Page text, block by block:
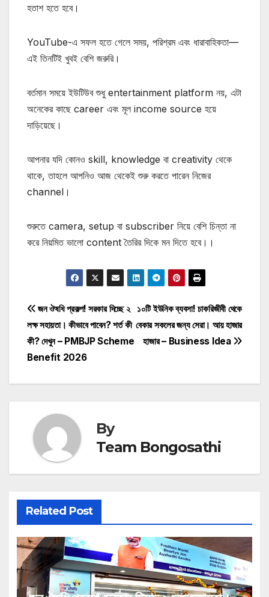
হতাশ হতে হবে।
YouTube-এ সফল হতে গেলে সময়, পরিশ্রম এবং ধারাবাহিকতা—
এই তিনটিই খুবই বেশি জরুরি।
বর্তমান সময়ে ইউটিউব শুধু entertainment platform নয়, এটা
অনেকের কাছে career এবং মূল income source হয়ে
দাড়িয়েছে।
আপনার যদি কোনও skill, knowledge বা creativity থেকে
থাকে, তাহলে আপনিও আজ থেকেই শুরু করতে পারেন নিজের
channel।
শুরুতে camera, setup বা subscriber নিয়ে বেশি চিন্তা না
করে নিয়মিত ভালো content তৈরির দিকে মন দিতে হবে।।
Post
navigation
১০টি ইউনিক ব্যবসা! চাকরিজীবী থেকে
বেকার সকলের জন্য সেরা। আয় হাজার
হাজার – Business Idea
জন ঔষধি প্রকল্প! সরকার দিচ্ছে ২
লক্ষ সহায়তা। কীভাবে পাবেন? শর্ত কী
কী? দেখুন – PMBJP Scheme
Benefit 2026
By
Team Bongosathi
Related Post